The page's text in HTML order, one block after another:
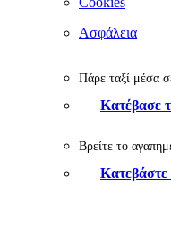
Ασφάλεια
Πάρε ταξί μέσα
Κατέβασε
Βρείτε το